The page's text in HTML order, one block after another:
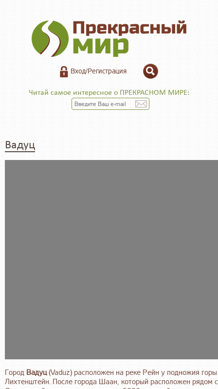
Вход/Регистрация
Читай самое интересное о ПРЕКРАСНОМ МИРЕ:
Вадуц
Город Вадуц(Vaduz) расположен на реке Рейн у подножия
Лихтенштейн. После города Шаан, который расположен рядом